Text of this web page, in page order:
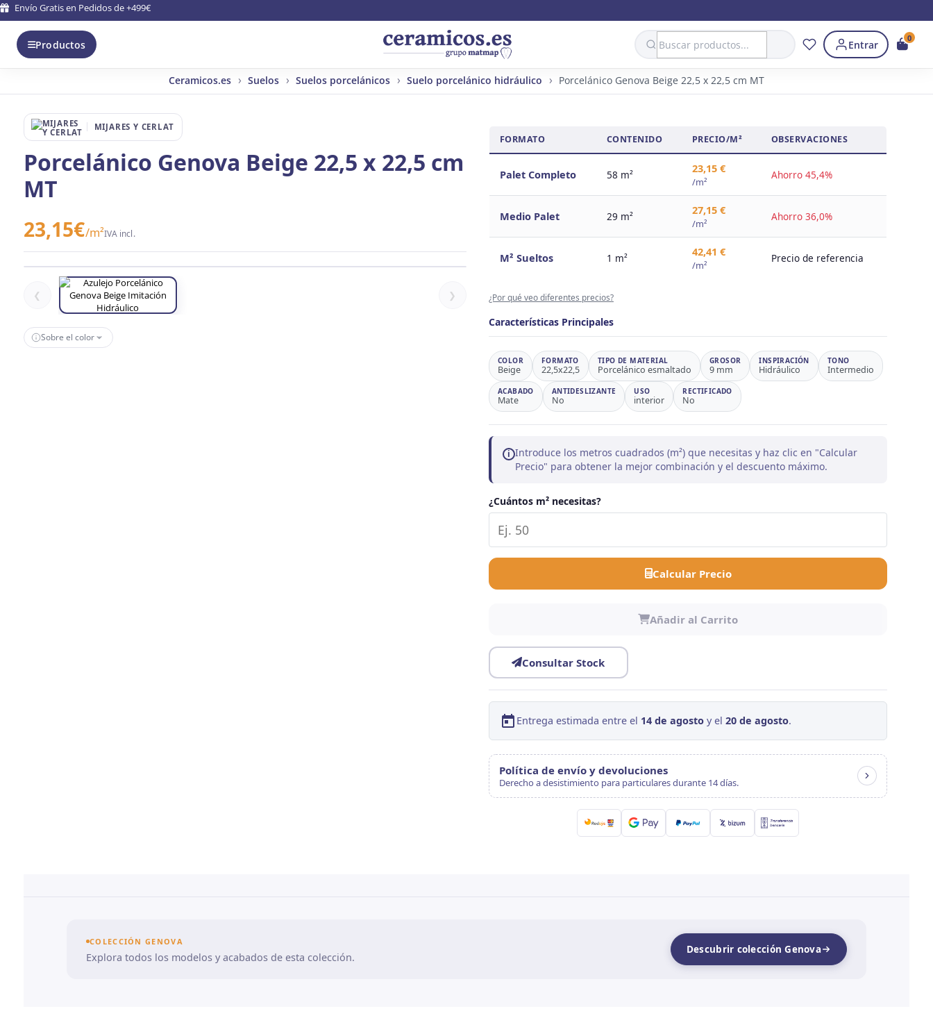
Envío Gratis en Pedidos de +499€
Productos Search Entrar
0
Ceramicos.es Suelos Suelos porcelánicos Suelo porcelánico hidráulico Porcelánico Genova Beige 22,5 x 22,5 cm MT
MIJARES Y CERLAT
Porcelánico Genova Beige 22,5 x 22,5 cm
MT
23,15€/m²IVA incl.
❮ ❯
Sobre el color
FORMATO CONTENIDO PRECIO/M² OBSERVACIONES
Palet Completo 58 m² 23,15 €
/m²
Ahorro 45,4%
Medio Palet 29 m² 27,15 €
/m²
Ahorro 36,0%
M² Sueltos 1 m² 42,41 €
/m²
Precio de referencia
¿Por qué veo diferentes precios?
Características Principales
COLOR
Beige
FORMATO
22,5x22,5
TIPO DE MATERIAL
Porcelánico esmaltado
GROSOR
9 mm
INSPIRACIÓN
Hidráulico
TONO
Intermedio
ACABADO
Mate
ANTIDESLIZANTE
No
USO
interior
RECTIFICADO
No
i Introduce los metros cuadrados (m²) que necesitas y haz clic en "Calcular
Precio" para obtener la mejor combinación y el descuento máximo.
¿Cuántos m² necesitas?
Calcular Precio
Añadir al Carrito
Consultar Stock
Entrega estimada entre el 14 de agostoy el 20 de agosto.
Política de envío y devoluciones
Derecho a desistimiento para particulares durante 14 días.
COLECCIÓN GENOVA
Explora todos los modelos y acabados de esta colección.
Descubrir colección Genova